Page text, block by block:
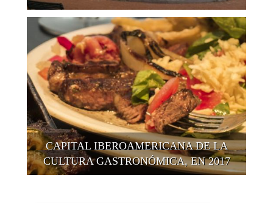
CAPITAL IBEROAMERICANA DE LA
CULTURA GASTRONÓMICA, EN 2017